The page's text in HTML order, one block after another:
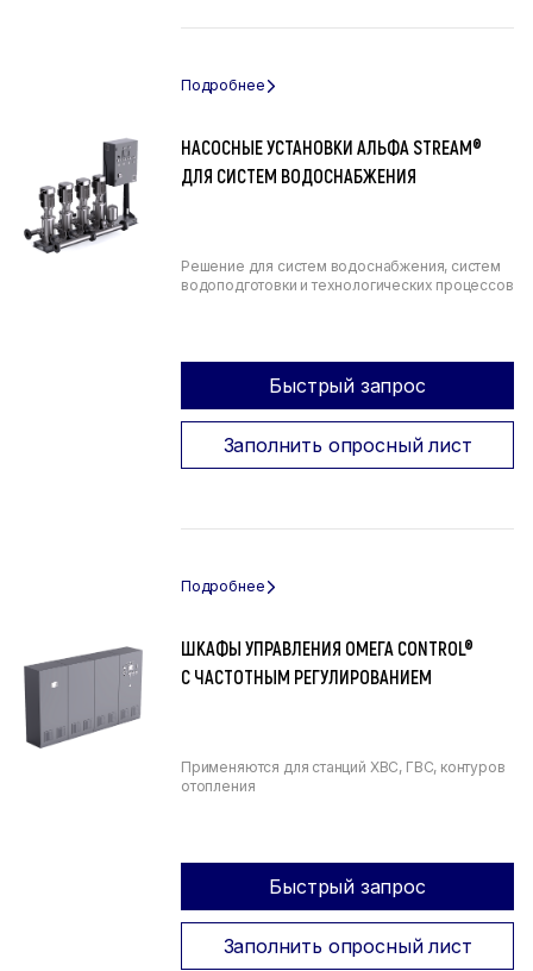
НАСОСНЫЕ УСТАНОВКИ АЛЬФА STREAM®
ДЛЯ СИСТЕМ ВОДОСНАБЖЕНИЯ
Решение для систем водоснабжения, систем
водоподготовки и технологических процессов
Быстрый запрос
Заполнить опросный лист
ШКАФЫ УПРАВЛЕНИЯ ОМЕГА CONTROL®
С ЧАСТОТНЫМ РЕГУЛИРОВАНИЕМ
Применяются для станций ХВС, ГВС, контуров
отопления
Быстрый запрос
Заполнить опросный лист